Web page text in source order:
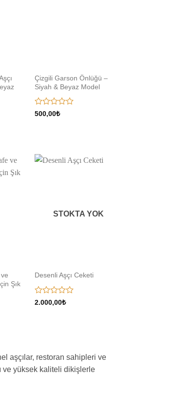
Çizgili Garson Önlüğü –
Siyah & Beyaz Model
5
500,00₺
Şık
STOKTA YOK
Desenli Aşçı Ceketi
5
2.000,00₺
aşçılar, restoran sahipleri ve
ve yüksek kaliteli dikişlerle